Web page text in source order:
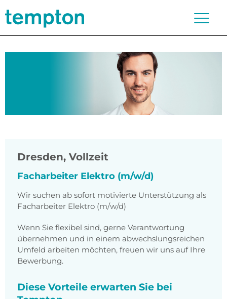
Dresden, Vollzeit
Facharbeiter Elektro (m/w/d)
Wir suchen ab sofort motivierte Unterstützung als
Facharbeiter Elektro (m/w/d)
Wenn Sie flexibel sind, gerne Verantwortung
übernehmen und in einem abwechslungsreichen
Umfeld arbeiten möchten, freuen wir uns auf Ihre
Bewerbung.
Diese Vorteile erwarten Sie bei